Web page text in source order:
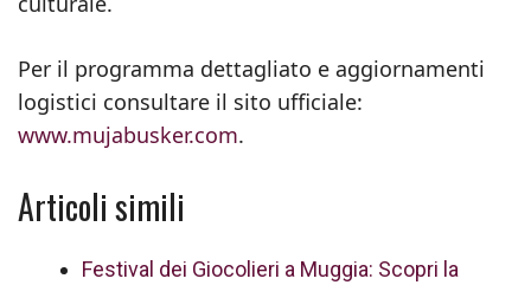
Per il programma dettagliato e aggiornamenti
logistici consultare il sito ufficiale:
www.mujabusker.com.
Articoli simili
Festival dei Giocolieri a Muggia: Scopri la